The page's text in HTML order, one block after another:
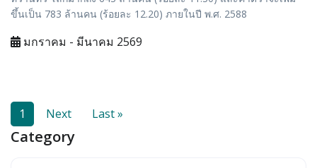
ขึ้นเป็น 783 ล้านคน (ร้อยละ 12.20) ภายในปี พ.ศ. 2588
มกราคม - มีนาคม 2569
1 Next Last »
Category